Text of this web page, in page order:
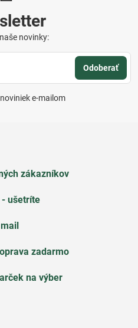
novinky:
Odoberať
e-mailom
zákazníkov
- ušetríte
zadarmo
na výber